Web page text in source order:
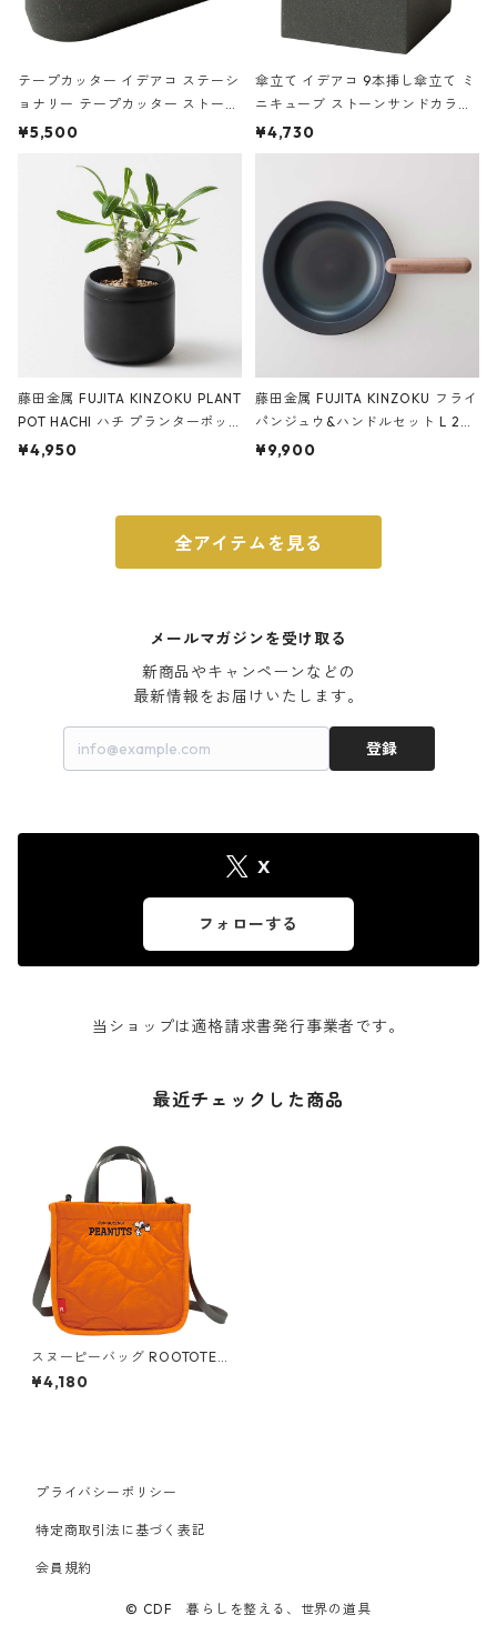
テープカッター イデアコ ステーシ
ョナリー テープカッター ストーン
サンドカラー 石調 ideaco Station
¥5,500
傘立て イデアコ 9本挿し傘立て ミ
ニキューブ ストーンサンドカラー
石調 ideaco Umbrella Stand CUB
E ストーンサンドブラック
¥4,730
藤田金属 FUJITA KINZOKU PLANT
POT HACHI ハチ プランターポッ
ト 3号 ブラック
¥4,950
藤田金属 FUJITA KINZOKU フライ
パンジュウ&ハンドルセット L 24c
m ガス火・IH対応 鉄フライパン
¥9,900
全アイテムを見る
メールマガジンを受け取る
新商品やキャンペーンなどの
最新情報をお届けいたします。
登録
X
フォローする
当ショップは適格請求書発行事業者です。
最近チェックした商品
スヌーピーバッグ ROOTOTE
SQUARE ルートート スクエ
ア.キルト.ピーナッツ-7T オレ
¥4,180
プライバシーポリシー
特定商取引法に基づく表記
会員規約
© CDF 暮らしを整える、世界の道具